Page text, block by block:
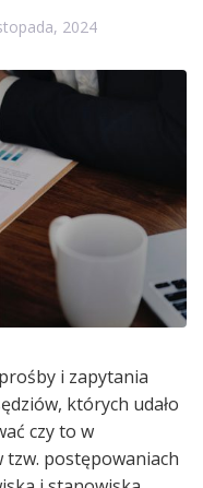
2024
i zapytania
których udało
czy to w
tzw. postępowaniach